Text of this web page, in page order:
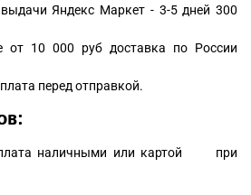
Яндекс Маркет - 3-5 дней 300
от 10 000 руб доставка по России
перед отправкой.
наличными или картой при